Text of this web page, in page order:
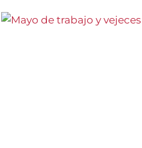
EL
RAÚL